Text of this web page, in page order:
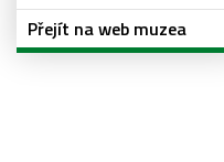
Přejít na web muzea